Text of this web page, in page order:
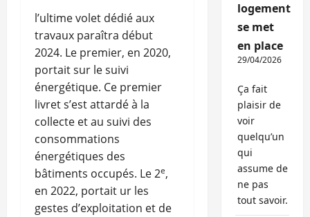
l’ultime volet dédié aux
travaux paraîtra début
2024. Le premier, en 2020,
portait sur le suivi
énergétique. Ce premier
livret s’est attardé à la
collecte et au suivi des
consommations
énergétiques des
bâtiments occupés. Le 2e,
en 2022, portait ur les
gestes d’exploitation et de
logement
se met
en place
29/04/2026
Ça fait
plaisir de
voir
quelqu’un
qui
assume de
ne pas
tout savoir.